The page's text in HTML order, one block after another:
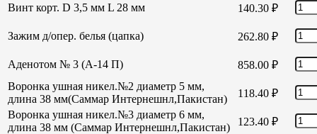
Винт корт. D 3,5 мм L 28 мм 140.30 ₽
Зажим д/опер. белья (цапка) 262.80 ₽
Аденотом № 3 (А-14 П) 858.00 ₽
Воронка ушная никел.№2 диаметр 5 мм,
длина 38 мм(Саммар Интернешнл,Пакистан)
118.40 ₽
Воронка ушная никел.№3 диаметр 6 мм,
длина 38 мм (Саммар Интернешнл,Пакистан)
123.40 ₽